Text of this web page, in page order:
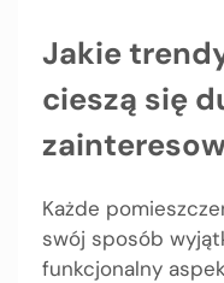
Jakie
cieszą się
Każde
swój sposób
funkcjonalny